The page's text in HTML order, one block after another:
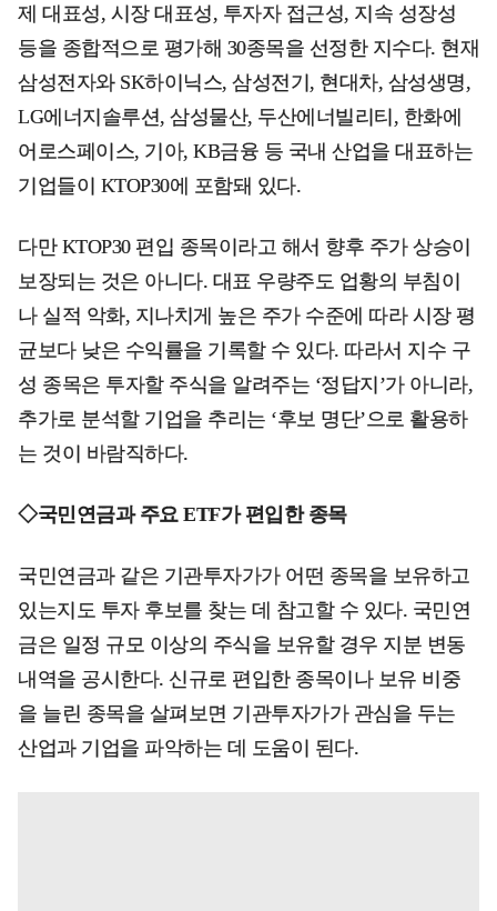
제 대표성, 시장 대표성, 투자자 접근성, 지속 성장성
등을 종합적으로 평가해 30종목을 선정한 지수다. 현재
삼성전자와 SK하이닉스, 삼성전기, 현대차, 삼성생명,
LG에너지솔루션, 삼성물산, 두산에너빌리티, 한화에
어로스페이스, 기아, KB금융 등 국내 산업을 대표하는
기업들이 KTOP30에 포함돼 있다.
다만 KTOP30 편입 종목이라고 해서 향후 주가 상승이
보장되는 것은 아니다. 대표 우량주도 업황의 부침이
나 실적 악화, 지나치게 높은 주가 수준에 따라 시장 평
균보다 낮은 수익률을 기록할 수 있다. 따라서 지수 구
성 종목은 투자할 주식을 알려주는 ‘정답지’가 아니라,
추가로 분석할 기업을 추리는 ‘후보 명단’으로 활용하
는 것이 바람직하다.
◇국민연금과 주요 ETF가 편입한 종목
국민연금과 같은 기관투자가가 어떤 종목을 보유하고
있는지도 투자 후보를 찾는 데 참고할 수 있다. 국민연
금은 일정 규모 이상의 주식을 보유할 경우 지분 변동
내역을 공시한다. 신규로 편입한 종목이나 보유 비중
을 늘린 종목을 살펴보면 기관투자가가 관심을 두는
산업과 기업을 파악하는 데 도움이 된다.